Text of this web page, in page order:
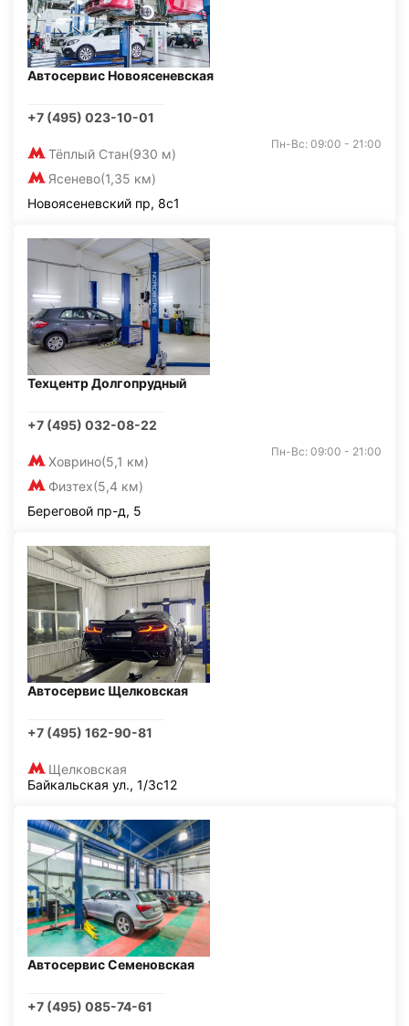
Автосервис Новоясеневская
+7 (495) 023-10-01
Тёплый Стан(930 м)
Ясенево(1,35 км)
Пн-Вс: 09:00 - 21:00
Новоясеневский пр, 8с1
Техцентр Долгопрудный
+7 (495) 032-08-22
Ховрино(5,1 км)
Физтех(5,4 км)
Пн-Вс: 09:00 - 21:00
Береговой пр-д, 5
Автосервис Щелковская
+7 (495) 162-90-81
Щелковская
Байкальская ул., 1/3с12
Автосервис Семеновская
+7 (495) 085-74-61